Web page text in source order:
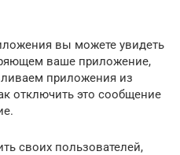
вы можете увидеть
ваше приложение,
приложения из
отключить это сообщение
своих пользователей,